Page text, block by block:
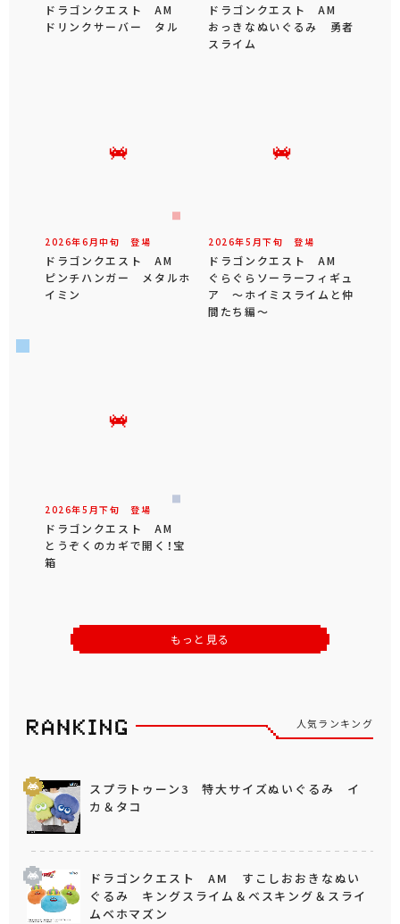
ドラゴンクエスト AM
ドリンクサーバー タル
ドラゴンクエスト AM
おっきなぬいぐるみ 勇者
スライム
2026年6 月中旬 登場
ドラゴンクエスト AM
ピンチハンガー メタルホ
イミン
2026年5 月下旬 登場
ドラゴンクエスト AM
ぐらぐらソーラーフィギュ
ア ～ホイミスライムと仲
間たち編～
2026年5 月下旬 登場
ドラゴンクエスト AM
とうぞくのカギで開く！宝
箱
もっと見る
人気ランキング
スプラトゥーン3 特大サイズぬいぐるみ イ
カ＆タコ
ドラゴンクエスト AM すこしおおきなぬい
ぐるみ キングスライム＆ベスキング＆スライ
ムベホマズン